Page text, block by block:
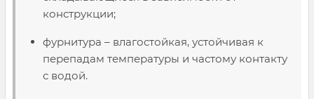
конструкции;
фурнитура – влагостойкая, устойчивая к
перепадам температуры и частому контакту
с водой.